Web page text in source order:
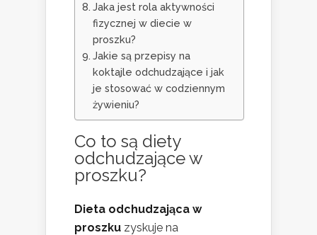
Jaka jest rola aktywności
fizycznej w diecie w
proszku?
Jakie są przepisy na
koktajle odchudzające i jak
je stosować w codziennym
żywieniu?
Co to są diety
odchudzające w
proszku?
Dieta odchudzająca w
proszku zyskuje na